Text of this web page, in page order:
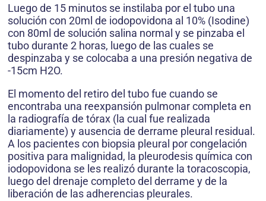
Luego de 15 minutos se instilaba por el tubo una
solución con 20ml de iodopovidona al 10% (Isodine)
con 80ml de solución salina normal y se pinzaba el
tubo durante 2 horas, luego de las cuales se
despinzaba y se colocaba a una presión negativa de
-15cm H2O.
El momento del retiro del tubo fue cuando se
encontraba una reexpansión pulmonar completa en
la radiografía de tórax (la cual fue realizada
diariamente) y ausencia de derrame pleural residual.
A los pacientes con biopsia pleural por congelación
positiva para malignidad, la pleurodesis química con
iodopovidona se les realizó durante la toracoscopia,
luego del drenaje completo del derrame y de la
liberación de las adherencias pleurales.